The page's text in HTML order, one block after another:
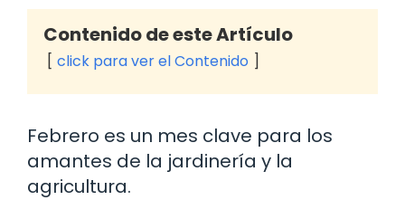
Contenido de este Artículo
click para ver el Contenido
Febrero es un mes clave para los
amantes de la jardinería y la
agricultura.